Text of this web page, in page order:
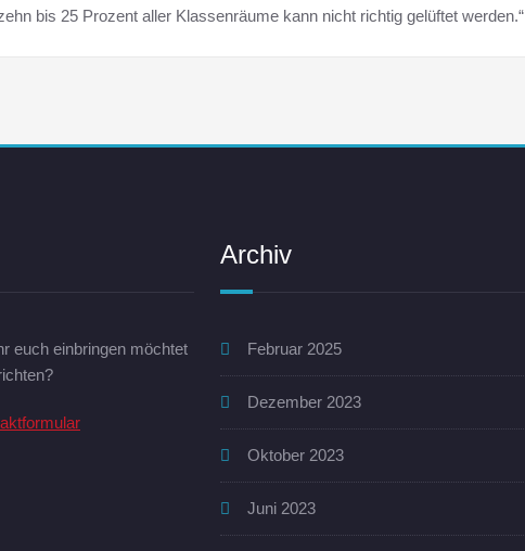
bis 25 Prozent aller Klassenräume kann nicht richtig gelüftet werden.“
euch einbringen möchtet
Archiv
Februar 2025
Dezember 2023
Oktober 2023
Juni 2023